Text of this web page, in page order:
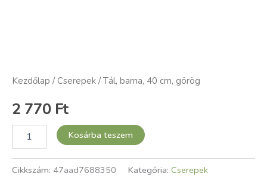
Kezdőlap /Cserepek / Tál, barna, 40 cm, görög
2 770 Ft
Kosárba teszem
Cikkszám: 47aad7688350 Kategória: Cserepek